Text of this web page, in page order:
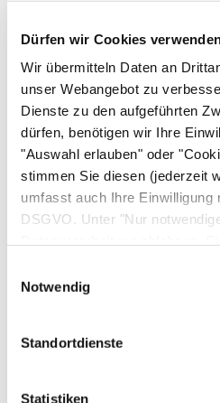
Dürfen wir Cookies
Wir übermitteln Daten an
unser Webangebot zu
Dienste zu den aufgeführten
dürfen, benötigen wir Ihre
"Auswahl erlauben" oder
stimmen Sie diesen (jederzeit
umfasst auch Ihre Einwilligung
DSGVO. Unter "Nur
Notwendig
Standortdienste
Statistiken
informieren Sie bitte
Wenn Sie
Sie sich an Ihren Arzt
auch für
sind.
6.
Anwendung zusammen
Arzneimitteln
Informieren Sie Ihren
wenn Sie andere
Arzneimittel
einzunehmen/